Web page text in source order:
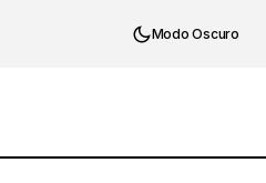
Modo Oscuro